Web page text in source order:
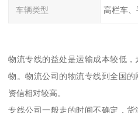
车辆类型 高栏车
物流专线的益处是运输成本较低
物。物流公司的物流专线到全国的
资信相对较高。
专线公司一般走的时间不确定，